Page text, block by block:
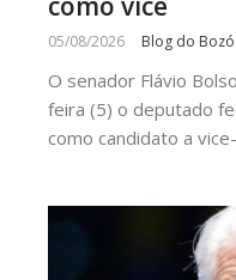
05/08/2026 Blog do Bozó
O senador Flávio
feira (5) o deputado
como candidato a